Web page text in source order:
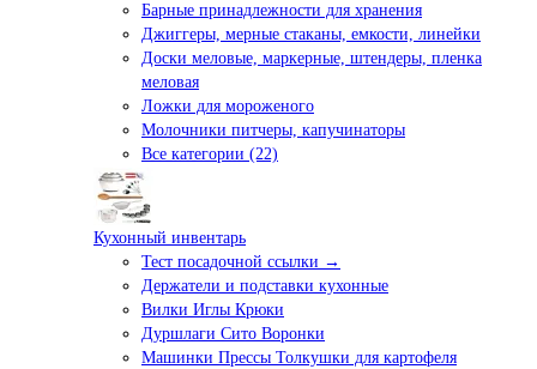
Барные принадлежности для хранения
Джиггеры, мерные стаканы, емкости, линейки
Доски меловые, маркерные, штендеры, пленка
меловая
Ложки для мороженого
Молочники питчеры, капучинаторы
Все категории (22)
Кухонный инвентарь
Тест посадочной ссылки →
Держатели и подставки кухонные
Вилки Иглы Крюки
Дуршлаги Сито Воронки
Машинки Прессы Толкушки для картофеля